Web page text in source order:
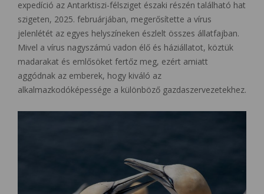
expedíció az Antarktiszi-félsziget északi részén található hat
szigeten, 2025. februárjában, megerősítette a vírus
jelenlétét az egyes helyszíneken észlelt összes állatfajban.
Mivel a vírus nagyszámú vadon élő és háziállatot, köztük
madarakat és emlősöket fertőz meg, ezért amiatt
aggódnak az emberek, hogy kiváló az
alkalmazkodóképessége a különböző gazdaszervezetekhez.